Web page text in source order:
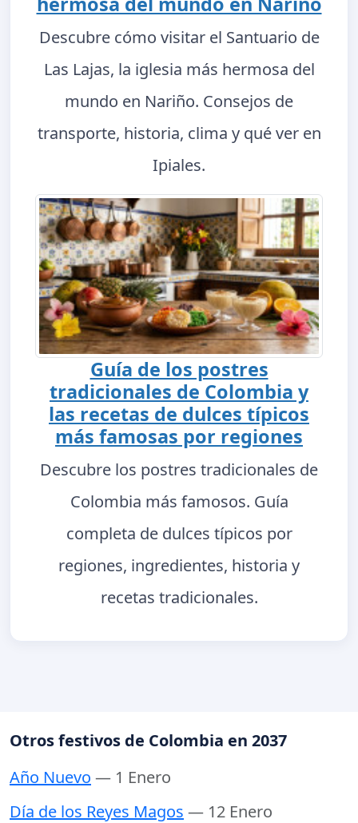
Descubre cómo visitar el Santuario de
Las Lajas, la iglesia más hermosa del
mundo en Nariño. Consejos de
transporte, historia, clima y qué ver en
Ipiales.
Guía de los postres
tradicionales de Colombia y
las recetas de dulces típicos
más famosas por regiones
Descubre los postres tradicionales de
Colombia más famosos. Guía
completa de dulces típicos por
regiones, ingredientes, historia y
recetas tradicionales.
Otros festivos de Colombia en 2037
Año Nuevo — 1 Enero
Día de los Reyes Magos — 12 Enero